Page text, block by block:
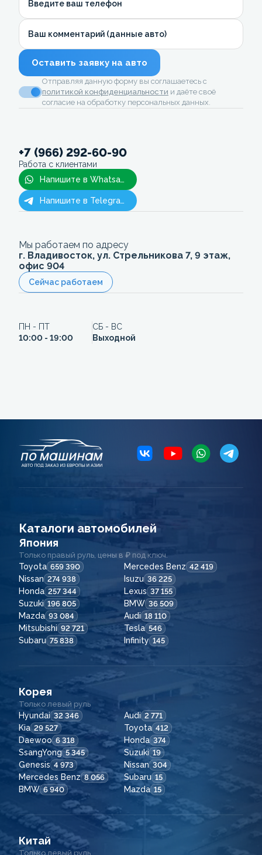
Введите ваш телефон
Ваш комментарий (данные авто)
Оставить заявку на авто
Отправляя данную форму вы соглашаетесь с
политикой конфиденциальности и даёте своё
согласие на обработку персональных данных.
+7 (966) 292-60-90
Работа с клиентами
Напишите в Whatsapp
Напишите в Telegram
Мы работаем по адресу
г. Владивосток, ул. Стрельникова 7, 9 этаж,
офис 904
Сейчас работаем
ПН - ПТ
10:00 - 19:00
СБ - ВС
Выходной
Каталоги автомобилей
Япония
Только правый руль, цены в ₽ под ключ.
Toyota 659 390 Mercedes Benz 42 419
Nissan 274 938 Isuzu 36 225
Honda 257 344 Lexus 37 155
Suzuki 196 805 BMW 36 509
Mazda 93 084 Audi 18 110
Mitsubishi 92 721 Tesla 546
Subaru 75 838 Infinity 145
Корея
Только левый руль
Hyundai 32 346 Audi 2 771
Kia 29 527 Toyota 412
Daewoo 6 318 Honda 374
SsangYong 5 345 Suzuki 19
Genesis 4 973 Nissan 304
Mercedes Benz 8 056 Subaru 15
BMW 6 940 Mazda 15
Китай
Только левый руль